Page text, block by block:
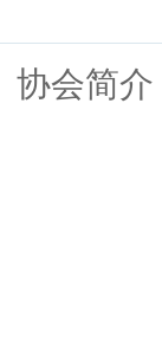
协会简介